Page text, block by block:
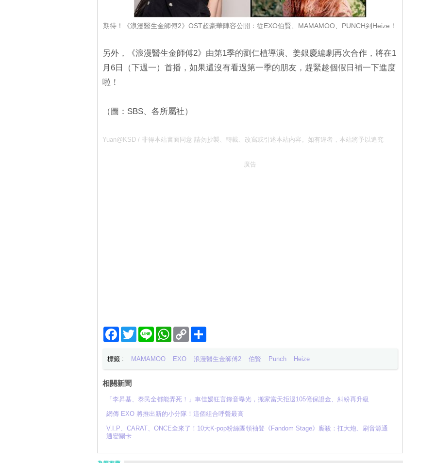
期待！《浪漫醫生金師傅2》OST超豪華陣容公開：從EXO伯賢、MAMAMOO、PUNCH到Heize！
另外，《浪漫醫生金師傅2》由第1季的劉仁植導演、姜銀慶編劇再次合作，將在1
月6日（下週一）首播，如果還沒有看過第一季的朋友，趕緊趁個假日補一下進度
啦！
（圖：SBS、各所屬社）
Yuan@KSD / 非得本站書面同意 請勿抄襲、轉載、改寫或引述本站內容。如有違者，本站將予以追究
廣告
Facebook
TwitterLine WhatsApp
Copy
Link
分
標籤 : MAMAMOO EXO 浪漫醫生金師傅2 伯賢 Punch Heize
相關新聞
「李昇基、泰民全都能弄死！」車佳媛狂言錄音曝光，搬家當天拒退105億保證金、糾紛再升級
網傳 EXO 將推出新的小分隊！這個組合呼聲最高
V.I.P、CARAT、ONCE全來了！10大K-pop粉絲團領袖登《Fandom Stage》廝殺：扛大炮、刷音源通
通變關卡